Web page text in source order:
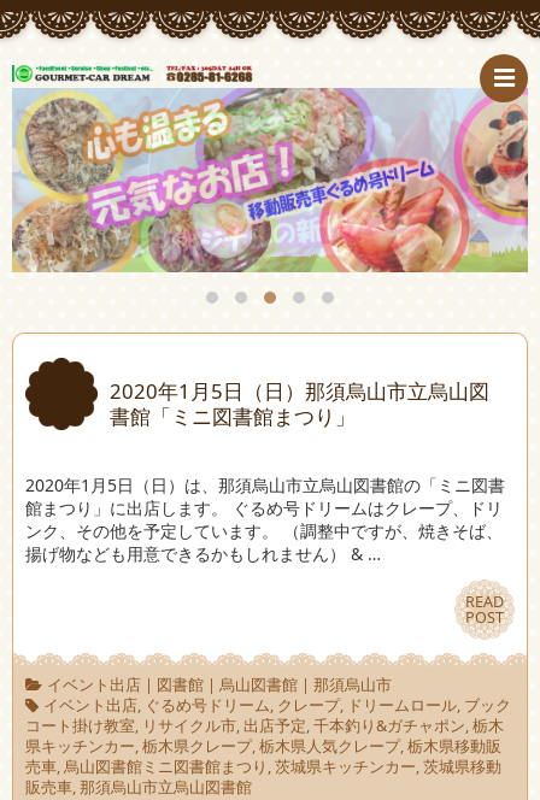
2020年1月5日（日）那須烏山市立烏山図
書館「ミニ図書館まつり」
2020年1月5日（日）は、那須烏山市立烏山図書館の「ミニ図書
館まつり」に出店します。 ぐるめ号ドリームはクレープ、ドリ
ンク、その他を予定しています。 （調整中ですが、焼きそば、
揚げ物なども用意できるかもしれません） & …
READ
POST
READ
POST
イベント出店| 図書館| 烏山図書館| 那須烏山市
イベント出店, ぐるめ号ドリーム, クレープ, ドリームロール, ブック
コート掛け教室, リサイクル市, 出店予定,千本釣り&ガチャポン,栃木
県キッチンカー,栃木県クレープ,栃木県人気クレープ,栃木県移動販
売車,烏山図書館ミニ図書館まつり ,茨城県キッチンカー,茨城県移動
販売車,那須烏山市立烏山図書館